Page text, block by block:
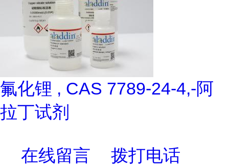
氟化锂 , CAS 7789-24-4,-阿
拉丁试剂
在线留言 拨打电话